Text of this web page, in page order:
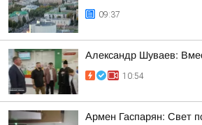
09:37
Александр Шуваев:
10:54
Армен Гаспарян: Свет